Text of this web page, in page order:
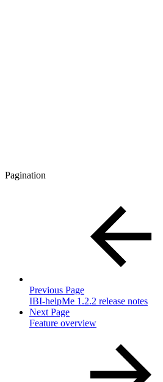
Pagination
Previous Page
IBI-helpMe 1.2.2 release notes
Next Page
Feature overview